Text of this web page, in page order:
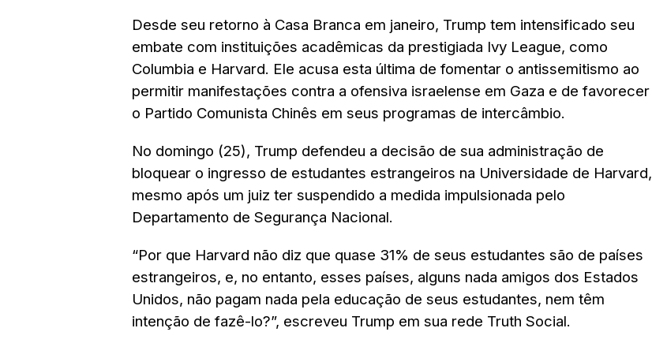
Desde seu retorno à Casa Branca em janeiro, Trump tem intensificado seu
embate com instituições acadêmicas da prestigiada Ivy League, como
Columbia e Harvard. Ele acusa esta última de fomentar o antissemitismo ao
permitir manifestações contra a ofensiva israelense em Gaza e de favorecer
o Partido Comunista Chinês em seus programas de intercâmbio.
No domingo (25), Trump defendeu a decisão de sua administração de
bloquear o ingresso de estudantes estrangeiros na Universidade de Harvard,
mesmo após um juiz ter suspendido a medida impulsionada pelo
Departamento de Segurança Nacional.
“Por que Harvard não diz que quase 31% de seus estudantes são de países
estrangeiros, e, no entanto, esses países, alguns nada amigos dos Estados
Unidos, não pagam nada pela educação de seus estudantes, nem têm
intenção de fazê-lo?”, escreveu Trump em sua rede Truth Social.